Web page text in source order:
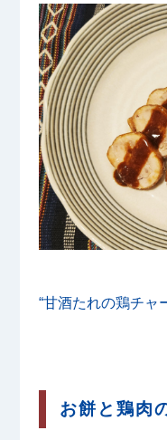
“甘酒たれの鶏チャ
お餅と鶏肉